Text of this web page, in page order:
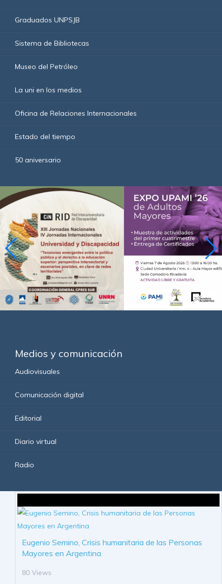
Graduados UNPSJB
Sistema de Bibliotecas
Museo del Petróleo
La uni en los medios
Oficina de Relaciones Internacionales
Estado del tiempo
50 aniversario
Medios y comunicación
Audiovisuales
Comunicación digital
Editorial
Diario virtual
Radio
Eugenio Semino, Crisis humanitaria de las Personas
Mayores en Argentina
80 Views